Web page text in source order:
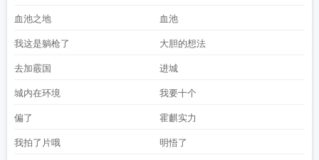
血池之地 血池
我这是躺枪了 大胆的想法
去加霰国 进城
城内在环境 我要十个
偏了 霍麒实力
我拍了片哦 明悟了